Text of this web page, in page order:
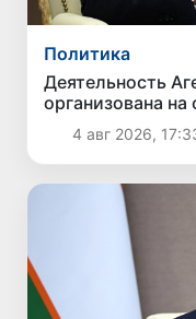
Политика
Деятельность
организована
4 авг 2026,